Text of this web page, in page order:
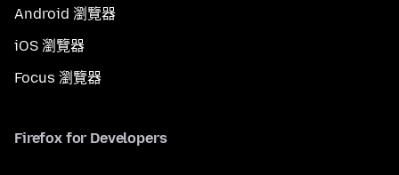
Android 瀏覽器
iOS 瀏覽器
Focus 瀏覽器
Firefox for Developers